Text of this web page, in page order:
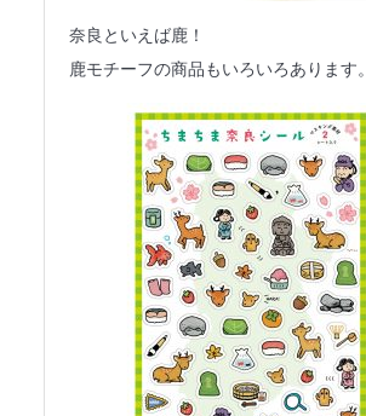
奈良といえば鹿！
鹿モチーフの商品もいろいろあります。